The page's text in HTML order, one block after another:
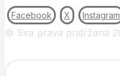
Facebook X Instagram
© Sva prava pridržana